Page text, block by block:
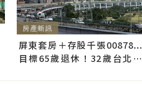
房產新訊
屏東套房＋存股千張00878...
目標65歲退休！32歲台北人